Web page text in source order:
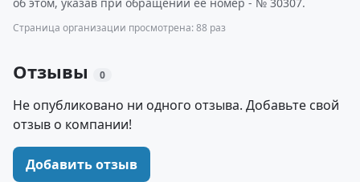
Страница организации просмотрена: 88 раз
Отзывы 0
Не опубликовано ни одного отзыва. Добавьте свой
отзыв о компании!
Добавить отзыв